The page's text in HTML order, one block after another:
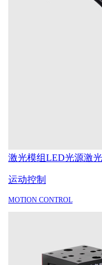
激光模组LED光源激
运动控制
MOTION CONTROL